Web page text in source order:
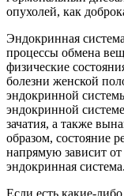
опухолей, как
Эндокринная
процессы обмена
физические
болезни женской
эндокринной
эндокринной
зачатия, а также
образом, состояние
напрямую зависит от
эндокринная система.
Если есть какие-